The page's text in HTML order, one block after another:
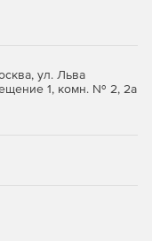
ул. Льва
1, комн. № 2, 2а